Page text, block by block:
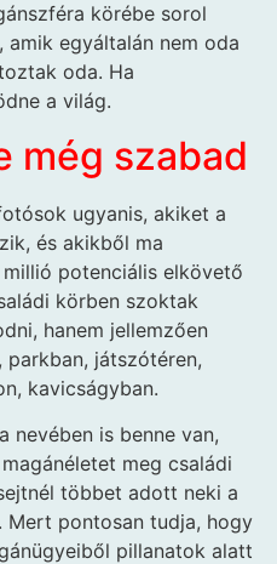
körébe sorol
egyáltalán nem oda
oda. Ha
a világ.
még szabad
ugyanis, akiket a
és akikből ma
potenciális elkövető
körben szoktak
hanem jellemzően
parkban, játszótéren,
kavicságyban.
nevében is benne van,
meg családi
többet adott neki a
Mert pontosan tudja, hogy
pillanatok alatt